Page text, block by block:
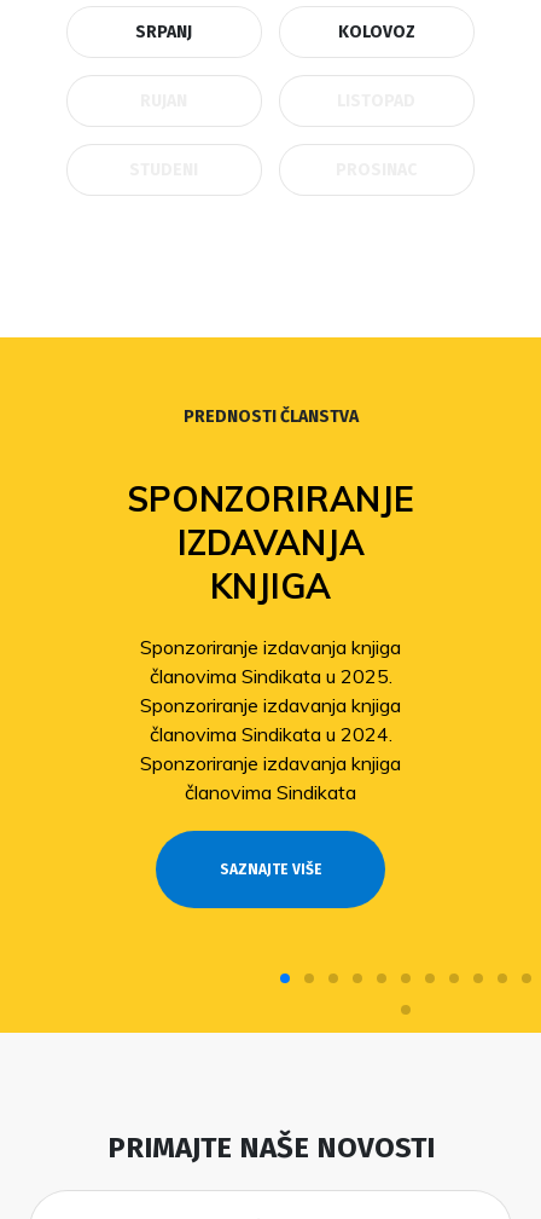
SRPANJ KOLOVOZ
PREDNOSTI ČLANSTVA
SPONZORIRANJE
IZDAVANJA
KNJIGA
Sponzoriranje izdavanja knjiga
članovima Sindikata u 2025.
Sponzoriranje izdavanja knjiga
članovima Sindikata u 2024.
Sponzoriranje izdavanja knjiga
članovima Sindikata
SAZNAJTE VIŠE
PRIMAJTE NAŠE NOVOSTI